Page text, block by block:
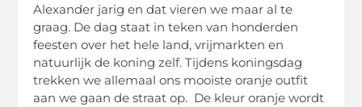
Alexander jarig en dat vieren we maar al te
graag. De dag staat in teken van honderden
feesten over het hele land, vrijmarkten en
natuurlijk de koning zelf. Tijdens koningsdag
trekken we allemaal ons mooiste oranje outfit
aan we gaan de straat op. De kleur oranje wordt